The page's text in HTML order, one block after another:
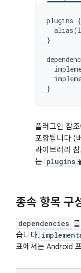
plugins {
alias(
}
}
플러그인 참
포함됩니다 (
라이브러리
는 plugins
종속 항목 구
dependencies
습니다.
표에서는 Android